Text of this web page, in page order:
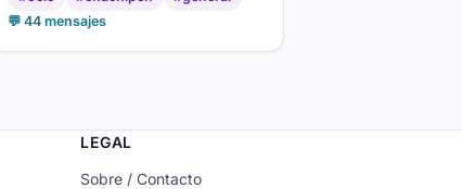
hermanos que caminan contigo.
💬 44 mensajes
LEGAL
Sobre / Contacto